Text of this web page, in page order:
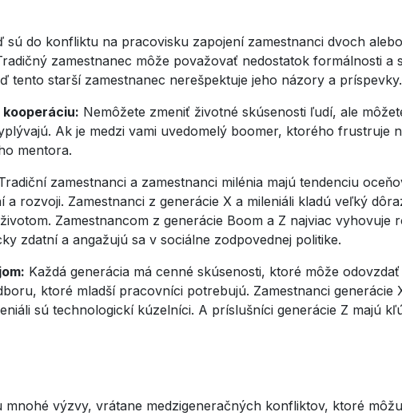
sú do konfliktu na pracovisku zapojení zamestnanci dvoch
zamestnanec môže považovať nedostatok formálnosti
tento starší zamestnanec nerešpektuje jeho názory a príspevky.
kooperáciu: Nemôžete zmeniť životné skúsenosti ľudí, ale
Ak je medzi vami uvedomelý boomer, ktorého frustruje
mentora.
zamestnanci a zamestnanci milénia majú tendenciu
a rozvoji. Zamestnanci z generácie X a mileniáli kladú veľký
Zamestnancom z generácie Boom a Z najviac vyhovuje
zdatní a angažujú sa v sociálne zodpovednej politike.
Každá generácia má cenné skúsenosti, ktoré môže
ktoré mladší pracovníci potrebujú. Zamestnanci
sú technologickí kúzelníci. A príslušníci generácie Z majú
mnohé výzvy, vrátane medzigeneračných konfliktov, ktoré